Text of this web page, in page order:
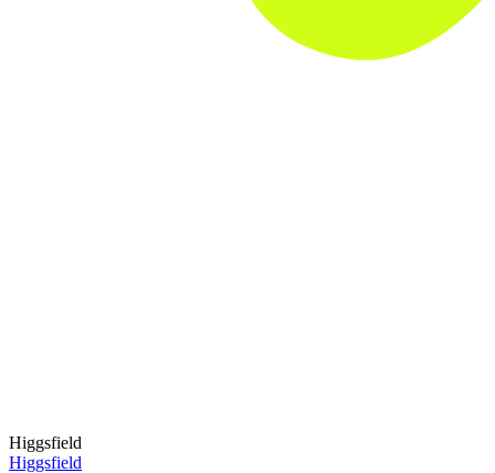
Higgsfield
Higgsfield